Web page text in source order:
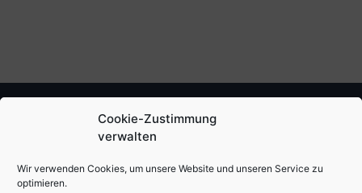
Cookie-Zustimmung
verwalten
Wir verwenden Cookies, um unsere Website und unseren Service zu
optimieren.